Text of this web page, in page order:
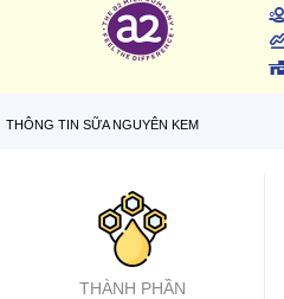
THÔNG TIN SỮA NGUYÊN KEM
THÀNH PHẦN